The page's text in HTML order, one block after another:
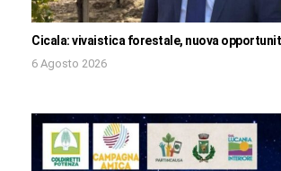
Cicala: vivaistica forestale, nuova
6 Agosto 2026